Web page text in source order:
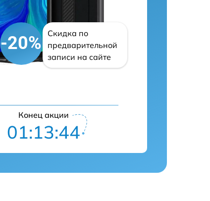
-20%
Скидка по
предварительной
записи на сайте
Конец акции
01:13:43